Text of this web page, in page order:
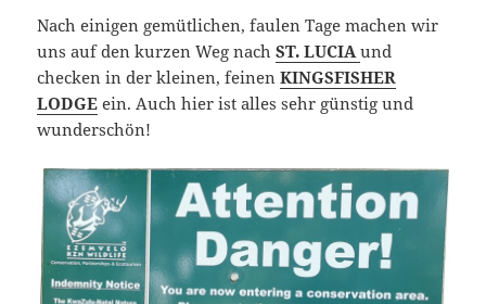
Nach einigen gemütlichen, faulen Tage machen wir
uns auf den kurzen Weg nachST. LUCIAund
checken in der kleinen, feinenKINGSFISHER
LODGE ein. Auch hier ist alles sehr günstig und
wunderschön!